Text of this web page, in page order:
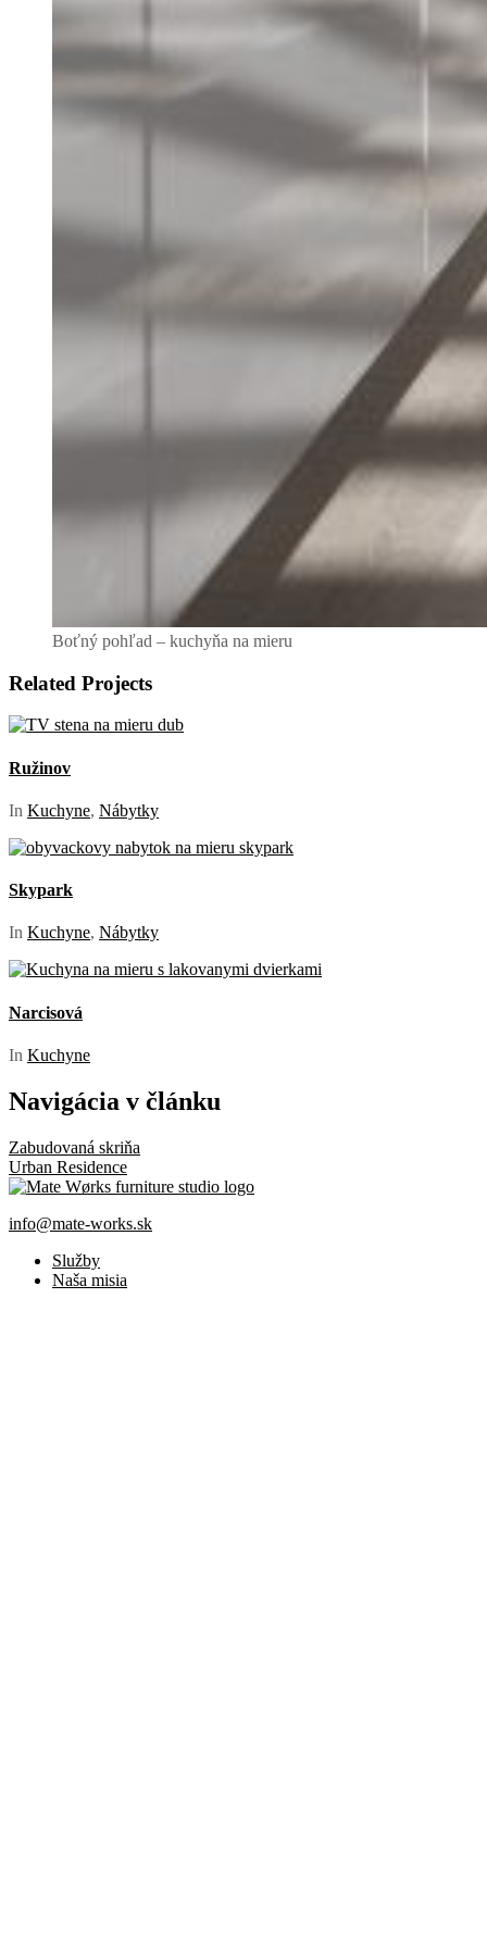
Boťný pohľad – kuchyňa na mieru
Related Projects
Ružinov
In Kuchyne, Nábytky
Skypark
In Kuchyne, Nábytky
Narcisová
In Kuchyne
Navigácia v článku
Zabudovaná skriňa
Urban Residence
Mate Wørks furniture studio
info@mate-works.sk
Služby
Naša misia